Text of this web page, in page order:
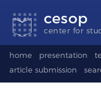
links
content
footer
selection
(Seletor
idioma)
cesop
center for
home presentation
article submission